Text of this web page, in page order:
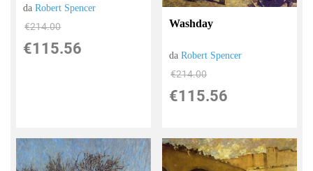
daRobert Spencer
€214.00
€115.56
Washday
daRobert Spencer
€214.00
€115.56